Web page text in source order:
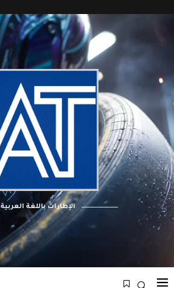
الإطارات باللغة العربية